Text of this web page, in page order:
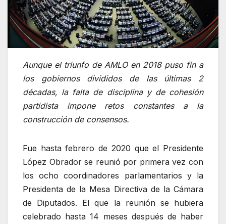
Aunque el triunfo de AMLO en 2018 puso fin a
los gobiernos divididos de las últimas 2
décadas, la falta de disciplina y de cohesión
partidista impone retos constantes a la
construcción de consensos.
Fue hasta febrero de 2020 que el Presidente
López Obrador se reunió por primera vez con
los ocho coordinadores parlamentarios y la
Presidenta de la Mesa Directiva de la Cámara
de Diputados. El que la reunión se hubiera
celebrado hasta 14 meses después de haber